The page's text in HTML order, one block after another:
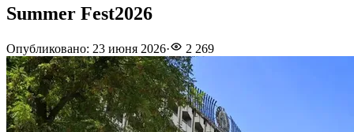
Summer Fest2026
Опубликовано: 23 июня 2026· 2 269